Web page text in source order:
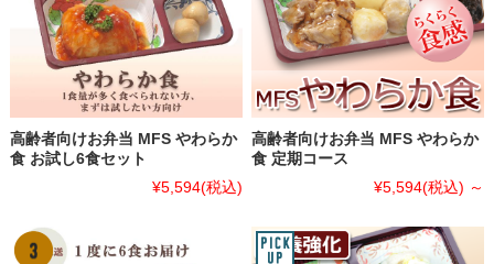
高齢者向けお弁当 MFS やわらか
食 お試し6食セット
¥5,594(税込)
高齢者向けお弁当 MFS やわらか
食 定期コース
¥5,594(税込) ～